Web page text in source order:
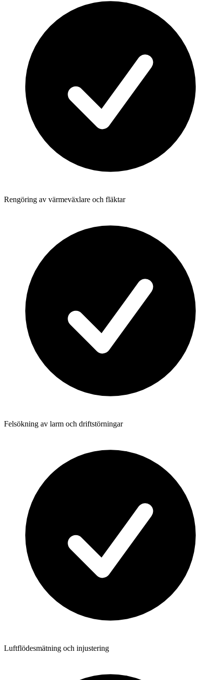
Rengöring av värmeväxlare och fläktar
Felsökning av larm och driftstörningar
Luftflödesmätning och injustering